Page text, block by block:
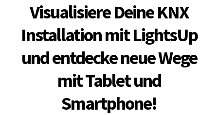
Visualisiere Deine KNX
Installation mit LightsUp
und entdecke neue Wege
mit Tablet und
Smartphone!